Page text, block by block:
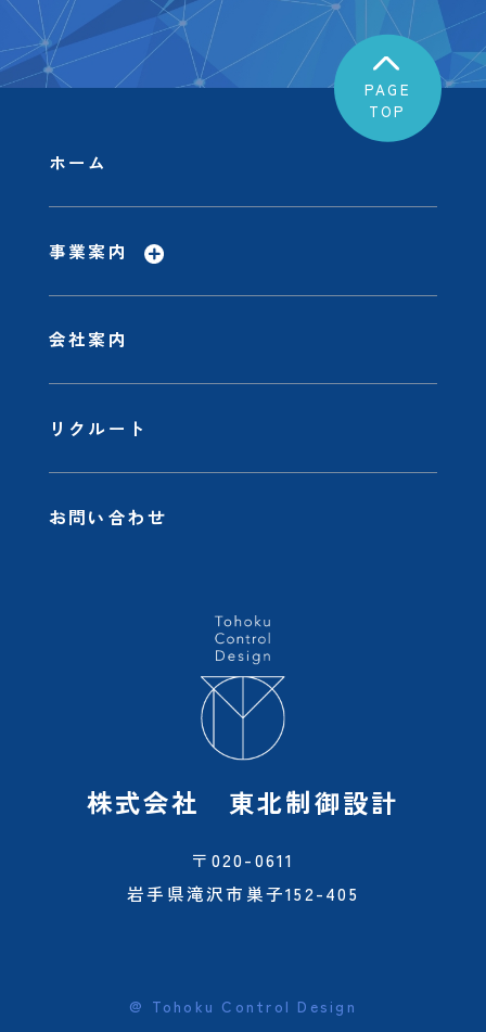
株式会社 東北制御設計
〒020-0611
岩手県滝沢市巣子152-405
ホーム
事業案内
会社案内
リクルート
お問い合わせ
@ Tohoku Control Design
PAGE
TOP